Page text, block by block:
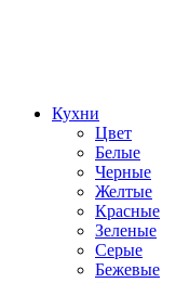
Кухни
Цвет
Белые
Черные
Желтые
Красные
Зеленые
Серые
Бежевые